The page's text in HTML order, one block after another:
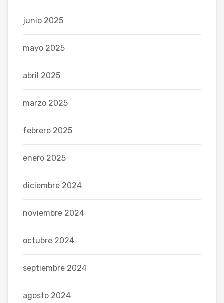
junio 2025
mayo 2025
abril 2025
marzo 2025
febrero 2025
enero 2025
diciembre 2024
noviembre 2024
octubre 2024
septiembre 2024
agosto 2024